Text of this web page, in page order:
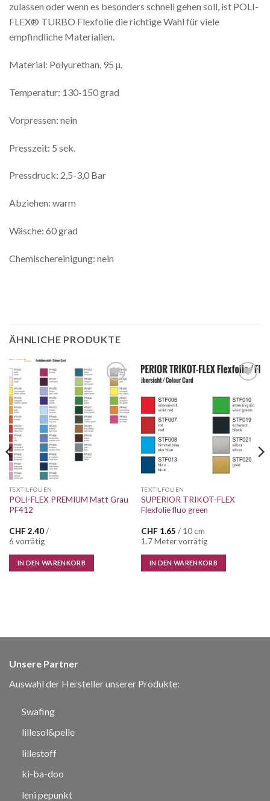
zulassen oder wenn es besonders schnell gehen soll, ist POLI-
FLEX® TURBO Flexfolie die richtige Wahl für viele
empfindliche Materialien.
Material: Polyurethan, 95 µ.
Temperatur: 130-150 grad
Vorpressen: nein
Presszeit: 5 sek.
Pressdruck: 2,5-3,0 Bar
Abziehen: warm
Wäsche: 60 grad
Chemischereinigung: nein
ÄHNLICHE PRODUKTE
Auf die
Wunschliste
TEXTILFOLIEN
POLI-FLEX PREMIUM Matt Grau
PF412
CHF 2.40/
6 vorrätig
IN DEN WARENKORB
Wunschliste
TEXTILFOLIEN
SUPERIOR TRIKOT-FLEX
Flexfolie fluo green
CHF 1.65 / 10 cm
1.7 Meter vorrätig
IN DEN WARENKORB
Unsere Partner
Auswahl der Hersteller unserer Produkte:
Swafing
lillesol&pelle
lillestoff
ki-ba-doo
leni pepunkt